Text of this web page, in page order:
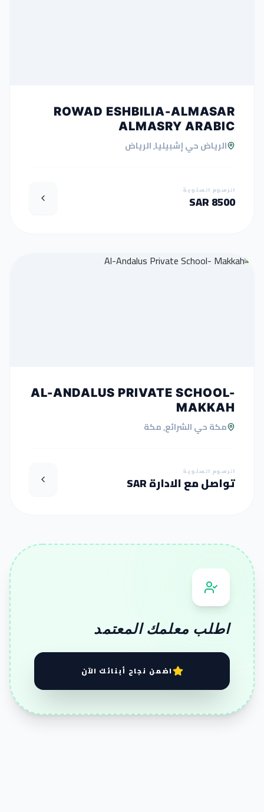
ROWAD ESHBILIA-ALMASAR
ALMASRY ARABIC
الرياض حي إشبيليا, الرياض
الرسوم السنوية
8500 SAR
AL-ANDALUS PRIVATE SCHOOL-
MAKKAH
مكة حي الشرائع, مكة
الرسوم السنوية
تواصل مع الادارة SAR
اطلب معلمك المعتمد
اضمن نجاح أبنائك الآن